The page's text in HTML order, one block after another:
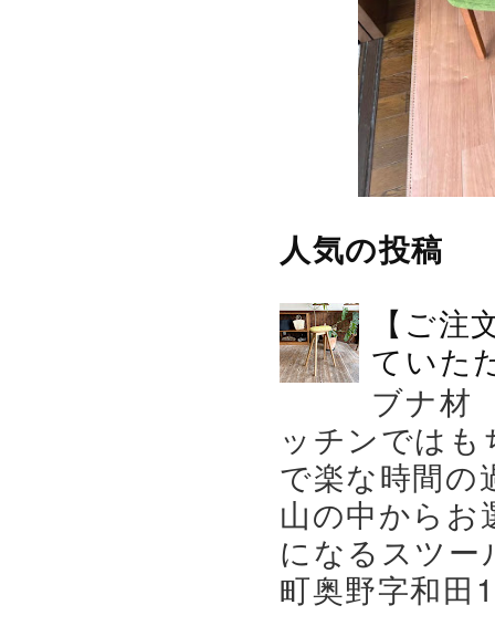
人気の投稿
【ご
ていた
ブナ材
ッチンでは
で楽な時間の
山の中から
になるスツー
町奥野字和